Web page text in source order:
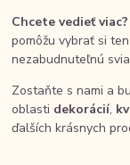
Chcete vedieť viac?
pomôžu vybrať si
nezabudnuteľnú
Zostaňte s nami a
oblasti dekorácií,
ďalších krásnych